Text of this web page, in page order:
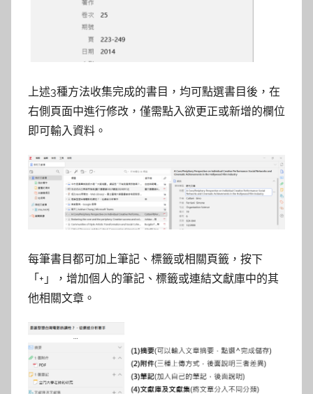
上述3種方法收集完成的書目，均可點選書目後，在
右側頁面中進行修改，僅需點入欲更正或新增的欄位
即可輸入資料。
每筆書目都可加上筆記、標籤或相關頁籤，按下
「+」，增加個人的筆記、標籤或連結文獻庫中的其
他相關文章。